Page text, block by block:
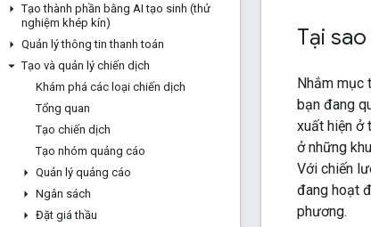
Tạo thành phần bằng AI tạo sinh (thử
nghiệm khép kín)
Quản lý thông tin thanh toán
Tạo và quản lý chiến dịch
Khám phá các loại chiến dịch
Tổng quan
Tạo chiến dịch
Tạo nhóm quảng cáo
Quản lý quảng cáo
Ngân sách
Đặt giá thầu
Tại
Nhắm mục
bạn đang
xuất hiện ở
ở những
Với chiến
đang hoạt
phương.